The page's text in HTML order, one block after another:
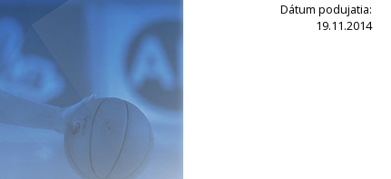
Dátum podujatia:
19.11.2014